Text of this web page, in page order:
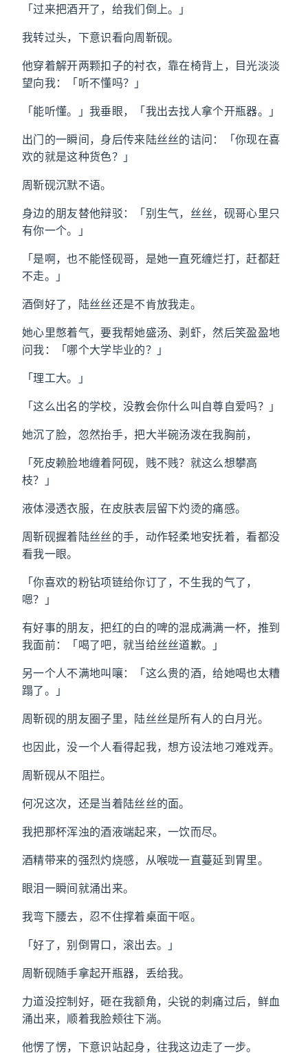
「过来把酒开了，给我们倒上。」
我转过头，下意识看向周靳砚。
他穿着解开两颗扣子的衬衣，靠在椅背上，目光淡淡
望向我：「听不懂吗？」
「能听懂。」我垂眼，「我出去找人拿个开瓶器。」
出门的一瞬间，身后传来陆丝丝的诘问：「你现在喜
欢的就是这种货色？」
周靳砚沉默不语。
身边的朋友替他辩驳：「别生气，丝丝，砚哥心里只
有你一个。」
「是啊，也不能怪砚哥，是她一直死缠烂打，赶都赶
不走。」
酒倒好了，陆丝丝还是不肯放我走。
她心里憋着气，要我帮她盛汤、剥虾，然后笑盈盈地
问我：「哪个大学毕业的？」
「理工大。」
「这么出名的学校，没教会你什么叫自尊自爱吗？」
她沉了脸，忽然抬手，把大半碗汤泼在我胸前，
「死皮赖脸地缠着阿砚，贱不贱？就这么想攀高
枝？」
液体浸透衣服，在皮肤表层留下灼烫的痛感。
周靳砚握着陆丝丝的手，动作轻柔地安抚着，看都没
看我一眼。
「你喜欢的粉钻项链给你订了，不生我的气了，
嗯？」
有好事的朋友，把红的白的啤的混成满满一杯，推到
我面前：「喝了吧，就当给丝丝道歉。」
另一个人不满地叫嚷：「这么贵的酒，给她喝也太糟
蹋了。」
周靳砚的朋友圈子里，陆丝丝是所有人的白月光。
也因此，没一个人看得起我，想方设法地刁难戏弄。
周靳砚从不阻拦。
何况这次，还是当着陆丝丝的面。
我把那杯浑浊的酒液端起来，一饮而尽。
酒精带来的强烈灼烧感，从喉咙一直蔓延到胃里。
眼泪一瞬间就涌出来。
我弯下腰去，忍不住撑着桌面干呕。
「好了，别倒胃口，滚出去。」
周靳砚随手拿起开瓶器，丢给我。
力道没控制好，砸在我额角，尖锐的刺痛过后，鲜血
涌出来，顺着我脸颊往下淌。
他愣了愣，下意识站起身，往我这边走了一步。